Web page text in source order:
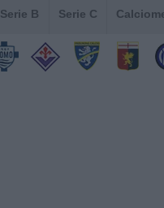
Serie B Serie C